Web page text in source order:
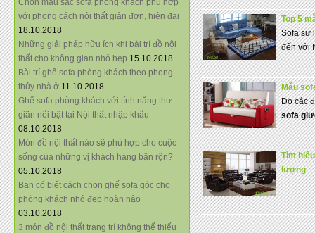
Chọn màu sắc sofa phòng khách phù hợp
với phong cách nội thất giản đơn, hiện đại
18.10.2018
Những giải pháp hữu ích khi bài trí đồ nội
thất cho không gian nhỏ hẹp 15.10.2018
Bài trí ghế sofa phòng khách theo phong
thủy nhà ở 11.10.2018
Ghế sofa phòng khách với tính năng thư
giãn nổi bật tại Nội thất nhập khẩu
08.10.2018
Món đồ nội thất nào sẽ phù hợp cho cuộc
sống của những vị khách hàng bận rộn?
05.10.2018
Bạn có biết cách chọn ghế sofa góc cho
phòng khách nhỏ đẹp hoàn hảo
03.10.2018
3 món đồ nội thất trang trí không thể thiếu
Top 5
Sofa sự
đến với
Mẫu
Do các
sofa
Tìm
lượng